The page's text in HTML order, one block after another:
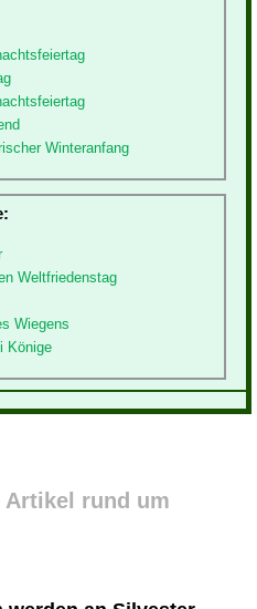
Winteranfang
Weltfriedenstag
Wiegens
Könige
Artikel rund um